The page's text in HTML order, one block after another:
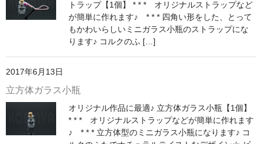
ストラップ付き
ふた付き
単品
セット
トラップ【1個】 * * * オリジナルストラップなど
が簡単に作れます♪ * * * 四角い形をした、とって
もかわいらしいミニガラス小瓶のストラップにな
ります♪ コルクのふ […]
2017年6月13日
立方体ガラス小瓶
オリジナル作品に最適♪ 立方体ガラス小瓶【1個】
* * * オリジナルストラップなどが簡単に作れます
♪ * * * 立方体型のミニガラス小瓶になります♪ コ